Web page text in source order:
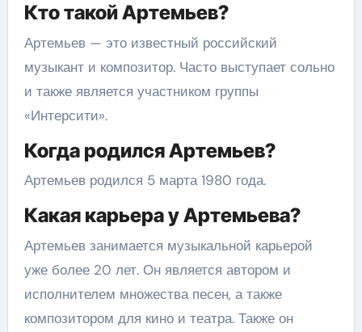
Кто такой Артемьев?
Артемьев — это известный российский
музыкант и композитор. Часто выступает сольно
и также является участником группы
«Интерсити».
Когда родился Артемьев?
Артемьев родился 5 марта 1980 года.
Какая карьера у Артемьева?
Артемьев занимается музыкальной карьерой
уже более 20 лет. Он является автором и
исполнителем множества песен, а также
композитором для кино и театра. Также он